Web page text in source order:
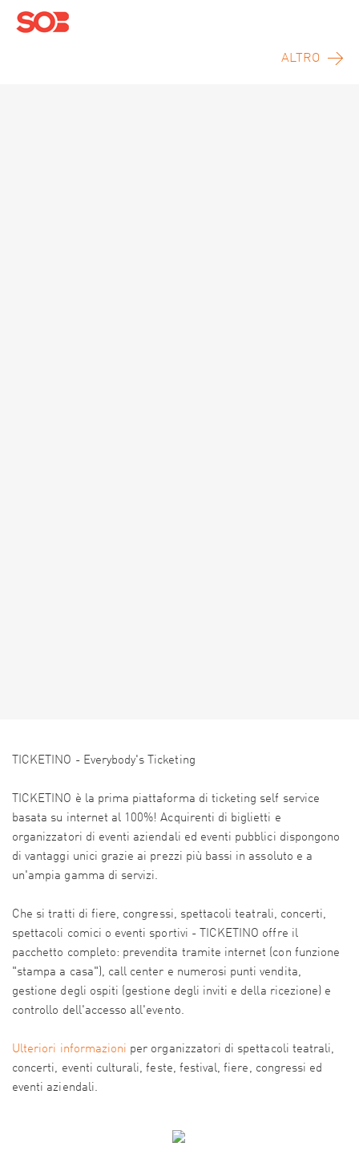
ALTRO
TICKETINO - Everybody's Ticketing
TICKETINO è la prima piattaforma di ticketing self service
basata su internet al 100%! Acquirenti di biglietti e
organizzatori di eventi aziendali ed eventi pubblici dispongono
di vantaggi unici grazie ai prezzi più bassi in assoluto e a
un'ampia gamma di servizi.
Che si tratti di fiere, congressi, spettacoli teatrali, concerti,
spettacoli comici o eventi sportivi - TICKETINO offre il
pacchetto completo: prevendita tramite internet (con funzione
"stampa a casa"), call center e numerosi punti vendita,
gestione degli ospiti (gestione degli inviti e della ricezione) e
controllo dell'accesso all'evento.
Ulteriori informazioni per organizzatori di spettacoli teatrali,
concerti, eventi culturali, feste, festival, fiere, congressi ed
eventi aziendali.